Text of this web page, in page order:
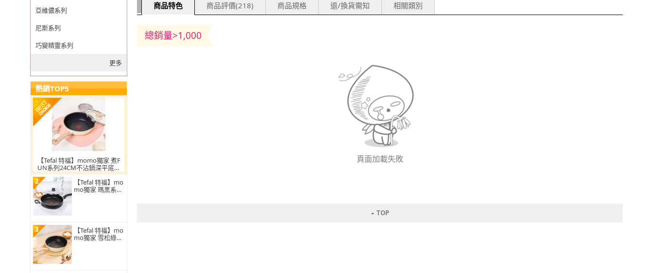
亞維儂系列
尼斯系列
巧變精靈系列
更多
熱銷TOP5
【Tefal 特福】momo獨家 煮F
UN系列24CM不沾鍋深平底鍋
_加蓋(IH爐可用鍋/適用電磁
爐)
2
【Tefal 特福】mo
mo獨家 瑪黑系列
3
【Tefal 特福】mo
mo獨家 雪松綠22
商品特色 商品評價(218) 商品規格 退/換貨需知 相關類別
總銷量>1,000
頁面加載失敗
TOP